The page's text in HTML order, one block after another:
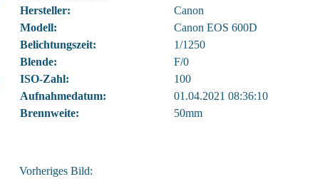
Hersteller:
Canon
Modell:
Canon EOS 600D
Belichtungszeit:
1/1250
Blende:
F/0
ISO-Zahl:
100
Aufnahmedatum:
01.04.2021 08:36:10
Brennweite:
50mm
Vorheriges Bild: